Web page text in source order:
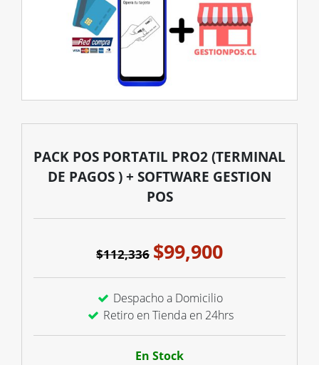
PACK POS PORTATIL PRO2 (TERMINAL
DE PAGOS ) + SOFTWARE GESTION
POS
$112,336 $99,900
Despacho a Domicilio
Retiro en Tienda en 24hrs
En Stock